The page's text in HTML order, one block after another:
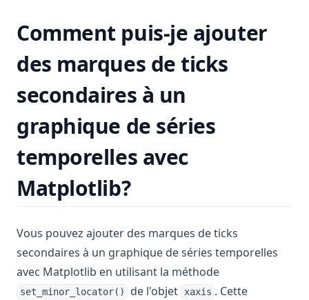
Comment puis-je ajouter
des marques de ticks
secondaires à un
graphique de séries
temporelles avec
Matplotlib?
Vous pouvez ajouter des marques de ticks
secondaires à un graphique de séries temporelles
avec Matplotlib en utilisant la méthode
set_minor_locator() de l'objet xaxis . Cette